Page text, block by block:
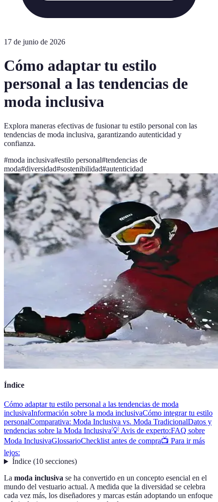
17 de junio de 2026
Cómo adaptar tu estilo
personal a las tendencias de
moda inclusiva
Explora maneras efectivas de fusionar tu estilo personal con las
tendencias de moda inclusiva, garantizando autenticidad y
confianza.
#moda inclusiva#estilo personal#tendencias de
moda#diversidad#sostenibilidad#autenticidad
Índice
Cómo adaptar tu estilo personal a las tendencias de moda
inclusivaInformación sobre la moda inclusivaCómo integrar tu estilo
personalComparativa: Moda Inclusiva vs. Moda TradicionalDatos y
tendencias sobre la Moda Inclusiva💡 Avis de experto:FAQ sobre
Moda InclusivaGlossarioChecklist antes de compra📺 Para ir más
lejos:
Índice(10 secciones)
La moda inclusiva se ha convertido en un concepto esencial en el
mundo del vestuario actual. A medida que la diversidad se celebra
cada vez más, los diseñadores y marcas están adoptando un enfoque